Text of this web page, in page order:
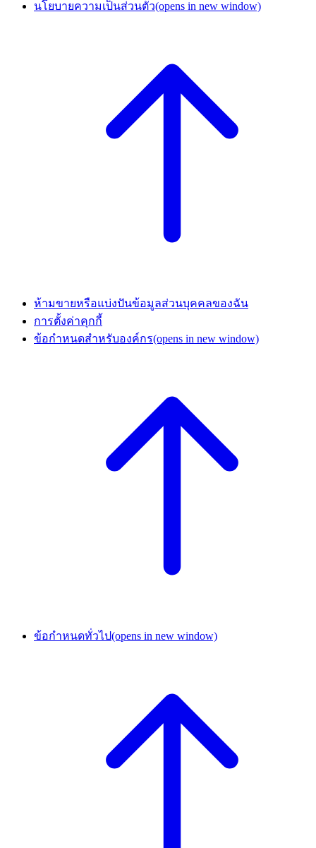
นโยบายความเป็นส่วนตัว(opens in new window)
ห้ามขายหรือแบ่งปันข้อมูลส่วนบุคคลของฉัน
การตั้งค่าคุกกี้
ข้อกำหนดสำหรับองค์กร(opens in new window)
ข้อกำหนดทั่วไป(opens in new window)